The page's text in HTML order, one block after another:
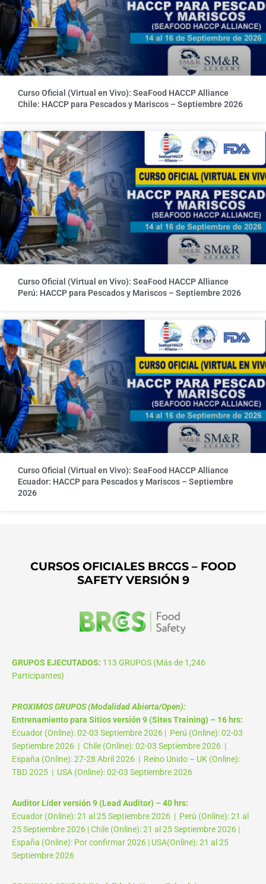
Curso Oficial (Virtual en Vivo): SeaFood HACCP Alliance
Chile: HACCP para Pescados y Mariscos – Septiembre 2026
Curso Oficial (Virtual en Vivo): SeaFood HACCP Alliance
Perú: HACCP para Pescados y Mariscos – Septiembre 2026
Curso Oficial (Virtual en Vivo): SeaFood HACCP Alliance
Ecuador: HACCP para Pescados y Mariscos – Septiembre
2026
CURSOS OFICIALES BRCGS – FOOD
SAFETY VERSIÓN 9
GRUPOS EJECUTADOS: 113 GRUPOS (Más de 1,246
Participantes)
PROXIMOS GRUPOS (Modalidad Abierta/Open):
Entrenamiento para Sitios versión 9 (Sites Training) – 16 hrs:
Ecuador (Online): 02-03 Septiembre 2026 | Perú (Online): 02-03
Septiembre 2026 | Chile (Online): 02-03 Septiembre 2026 |
España (Online): 27-28 Abril 2026 | Reino Unido – UK (Online):
TBD 2025 | USA (Online): 02-03 Septiembre 2026
Auditor Líder versión 9 (Lead Auditor) – 40 hrs:
Ecuador (Online): 21 al 25 Septiembre 2026 | Perú (Online): 21 al
25 Septiembre 2026 | Chile (Online): 21 al 25 Septiembre 2026 |
España (Online): Por confirmar 2026 | USA(Online): 21 al 25
Septiembre 2026